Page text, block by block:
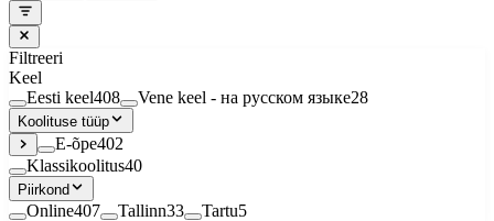
Filtreeri
Keel
Eesti keel408 Vene keel - на русском языке28
Koolituse tüüp
E-õpe402
Klassikoolitus40
Piirkond
Online407 Tallinn33 Tartu5